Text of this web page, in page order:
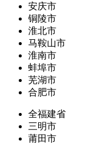
安庆市
铜陵市
淮北市
马鞍山市
淮南市
蚌埠市
芜湖市
合肥市
全福建省
三明市
莆田市